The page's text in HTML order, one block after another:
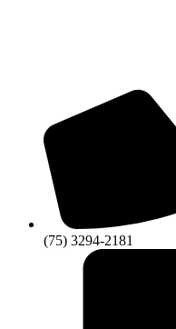
(75) 3294-2181